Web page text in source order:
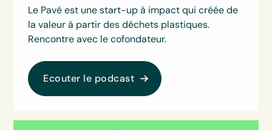
Le Pavé est une start-up à impact qui créée de
la valeur à partir des déchets plastiques.
Rencontre avec le cofondateur.
Ecouter le podcast